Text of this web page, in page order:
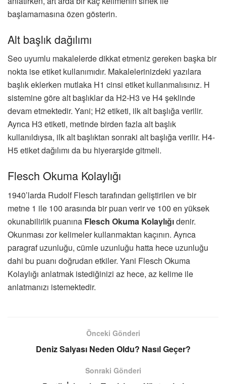
başlamamasına özen gösterin.
Alt başlık dağılımı
Seo uyumlu makalelerde dikkat etmeniz gereken başka bir
nokta ise etiket kullanımıdır. Makalelerinizdeki yazılara
başlık eklerken mutlaka H1 cinsi etiket kullanmalısınız. H
sistemine göre alt başlıklar da H2-H3 ve H4 şeklinde
devam etmektedir. Yani; H2 etiketi, ilk alt başlığa verilir.
Ayrıca H3 etiketi, metinde birden fazla alt başlık
kullanıldıysa, ilk alt başlıktan sonraki alt başlığa verilir. H4-
H5 etiket dağılımı da bu hiyerarşide gitmeli.
Flesch Okuma Kolaylığı
1940’larda Rudolf Flesch tarafından geliştirilen ve bir
metne 1 ile 100 arasında bir puan verir ve 100 en yüksek
okunabilirlik puanına Flesch Okuma Kolaylığıdenir.
Okunması zor kelimeler kullanmaktan kaçının. Ayrıca
paragraf uzunluğu, cümle uzunluğu hatta hece uzunluğu
dahi bu puanı doğrudan etkiler. Yani Flesch Okuma
Kolaylığı anlatmak istediğinizi az hece, az kelime ile
anlatmanızı istemektedir.
Önceki Gönderi
Deniz Salyası Neden Oldu? Nasıl Geçer?
Sonraki Gönderi